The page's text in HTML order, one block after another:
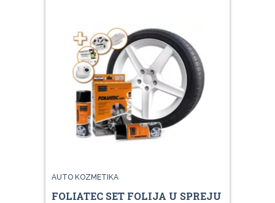
AUTO KOZMETIKA
FOLIATEC SET FOLIJA U SPREJU